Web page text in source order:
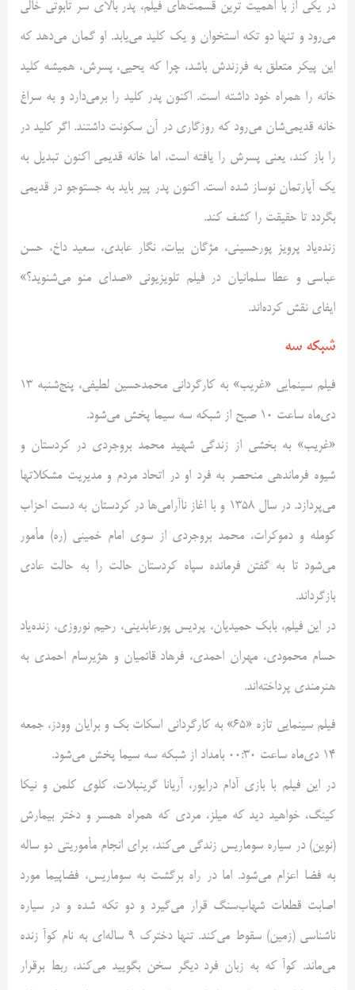
در یکی از با اهمیت ترین قسمت‌های فیلم، پدر بالای سر تابوتی خالی
می‌رود و تنها دو تکه استخوان و یک کلید می‌یابد. او گمان می‌دهد که
این پیکر متعلق به فرزندش باشد، چرا که یحیی، پسرش، همیشه کلید
خانه را همراه خود داشته است. اکنون پدر کلید را برمی‌دارد و به سراغ
خانه قدیمی‌شان می‌رود که روزگاری در آن سکونت داشتند. اگر کلید در
را باز کند، یعنی پسرش را یافته است، اما خانه قدیمی اکنون تبدیل به
یک آپارتمان نوساز شده است. اکنون پدر پیر باید به جستوجو در قدیمی
بگردد تا حقیقت را کشف کند.
زنده‌یاد پرویز پورحسینی، مژگان بیات، نگار عابدی، سعید داخ، حسن
عباسی و عطا سلمانیان در فیلم تلویزیونی «صدای منو می‌شنوید؟»
ایفای نقش کرده‌اند.
شبکه سه
فیلم سینمایی «غریب» به کارگردانی محمدحسین لطیفی، پنج‌شنبه 13
دی‌ماه ساعت 10 صبح از شبکه سه سیما پخش می‌شود.
«غریب» به بخشی از زندگی شهید محمد بروجردی در کردستان و
شیوه فرماندهی منحصر به فرد او در اتحاد مردم و مدیریت مشکلاتها
می‌پردازد. در سال 1358 و با اغاز ناآرامی‌ها در کردستان به دست احزاب
کومله و دموکرات، محمد بروجردی از سوی امام خمینی (ره) مأمور
می‌شود تا به گفتن فرمانده سپاه کردستان حالت را به حالت عادی
بازگرداند.
در این فیلم، بابک حمیدیان، پردیس پورعابدینی، رحیم نوروزی، زنده‌یاد
حسام محمودی، مهران احمدی، فرهاد قائمیان و هژیرسام احمدی به
هنرمندی پرداخته‌اند.
فیلم سینمایی تازه «65» به کارگردانی اسکات بک و برایان وودز، جمعه
14 دی‌ماه ساعت 00:30 بامداد از شبکه سه سیما پخش می‌شود.
در این فیلم با بازی آدام درایور، آریانا گرینبلات، کلوی کلمن و نیکا
کینگ، خواهید دید که میلز، مردی که همراه همسر و دختر بیمارش
(نوین) در سیاره سوماریس زندگی می‌کند، برای انجام مأموریتی دو ساله
به فضا اعزام می‌شود. اما در راه برگشت به سوماریس، فضاپیما مورد
اصابت قطعات شهاب‌سنگ قرار می‌گیرد و دو تکه شده و در سیاره
ناشناسی (زمین) سقوط می‌کند. تنها دخترک 9 ساله‌ای به نام کوآ زنده
می‌ماند. کوآ که به زبان فرد دیگر سخن بگویید می‌کند، ربط برقرار